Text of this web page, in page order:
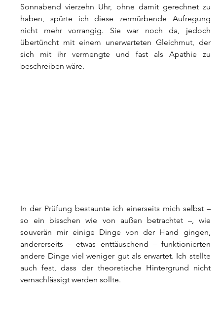
Sonnabend vierzehn Uhr, ohne damit gerechnet zu
haben, spürte ich diese zermürbende Aufregung
nicht mehr vorrangig. Sie war noch da, jedoch
übertüncht mit einem unerwarteten Gleichmut, der
sich mit ihr vermengte und fast als Apathie zu
beschreiben wäre.
In der Prüfung bestaunte ich einerseits mich selbst –
so ein bisschen wie von außen betrachtet –, wie
souverän mir einige Dinge von der Hand gingen,
andererseits – etwas enttäuschend – funktionierten
andere Dinge viel weniger gut als erwartet. Ich stellte
auch fest, dass der theoretische Hintergrund nicht
vernachlässigt werden sollte.